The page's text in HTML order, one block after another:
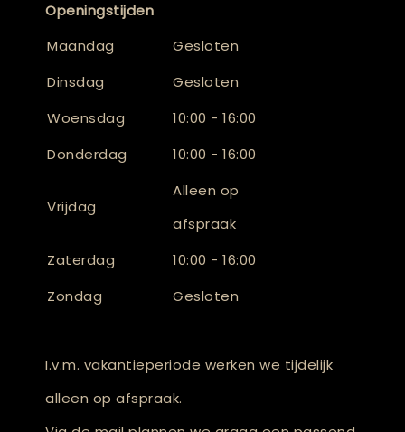
Openingstijden
Maandag
Gesloten
Dinsdag
Gesloten
Woensdag
10:00 - 16:00
Donderdag
10:00 - 16:00
Vrijdag
Alleen op
afspraak
Zaterdag
10:00 - 16:00
Zondag
Gesloten
I.v.m. vakantieperiode werken we tijdelijk
alleen op afspraak.